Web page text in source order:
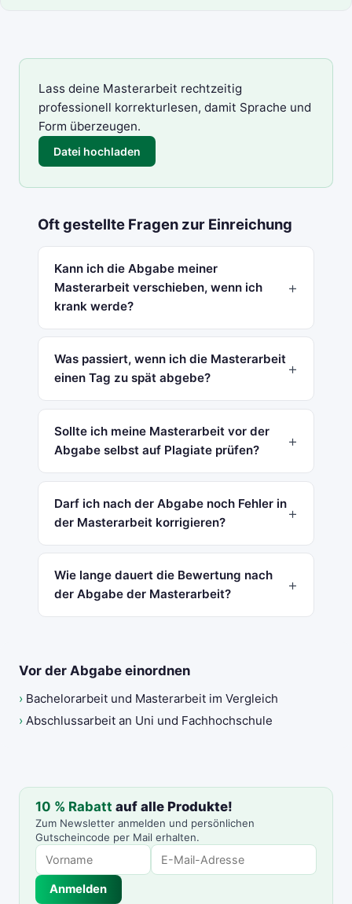
Lass deine Masterarbeit rechtzeitig
professionell korrekturlesen, damit Sprache und
Form überzeugen.
Datei hochladen
Oft gestellte Fragen zur Einreichung
Kann ich die Abgabe meiner
Masterarbeit verschieben, wenn ich
krank werde?
Was passiert, wenn ich die Masterarbeit
einen Tag zu spät abgebe?
Sollte ich meine Masterarbeit vor der
Abgabe selbst auf Plagiate prüfen?
Darf ich nach der Abgabe noch Fehler in
der Masterarbeit korrigieren?
Wie lange dauert die Bewertung nach
der Abgabe der Masterarbeit?
Vor der Abgabe einordnen
› Bachelorarbeit und Masterarbeit im Vergleich
› Abschlussarbeit an Uni und Fachhochschule
10 % Rabatt auf alle Produkte!
Zum Newsletter anmelden und persönlichen
Gutscheincode per Mail erhalten.
Anmelden